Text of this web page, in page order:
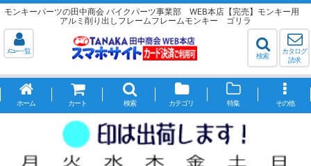
モンキーパーツの田中商会 バイクパーツ事業部 WEB本店【完売】モンキー用
アルミ削り出しフレームフレームモンキー ゴリラ
ﾒﾆｭｰ一覧
検索
カタログ
請求
ホーム カート 検索 カテゴリ 特集 その他